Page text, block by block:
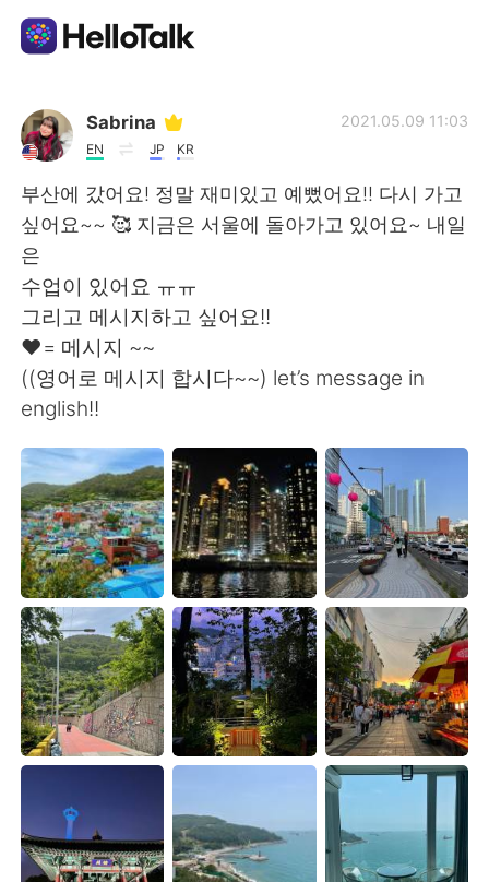
Ứng dụng trao đổi ngôn ngữ
AI Grammar Checker
Tiếng Việt
English 简体中文
繁體中文 Español
Deutsch 日本語
한국어 Русский
ไทย Indonesia
Italiano Türkçe
Português
Sabrina
EN JP KR
2021.05.09 11:03
부산에 갔어요! 정말 재미있고 예뻤어요!! 다시 가고
싶어요~~ 🥰 지금은 서울에 돌아가고 있어요~ 내일
은
수업이 있어요 ㅠㅠ
그리고 메시지하고 싶어요!!
❤️= 메시지 ~~
((영어로 메시지 합시다~~) let’s message in
english!!